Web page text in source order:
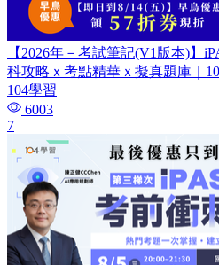
【2026年－考試筆記(V1版本)】
科攻略ｘ考點精華ｘ擬真題庫｜
104學習
6003
7